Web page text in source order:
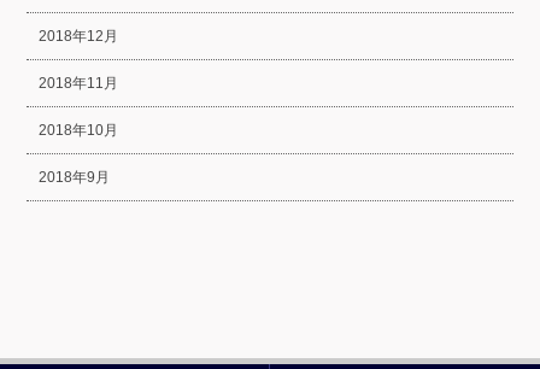
2018年12月
2018年11月
2018年10月
2018年9月